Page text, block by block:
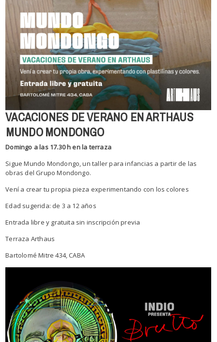
VACACIONES DE VERANO EN ARTHAUS
MUNDO MONDONGO
Domingo a las 17.30 h en la terraza
Sigue Mundo Mondongo, un taller para infancias a partir de las
obras del Grupo Mondongo.
Vení a crear tu propia pieza experimentando con los colores
Edad sugerida: de 3 a 12 años
Entrada libre y gratuita sin inscripción previa
Terraza Arthaus
Bartolomé Mitre 434, CABA